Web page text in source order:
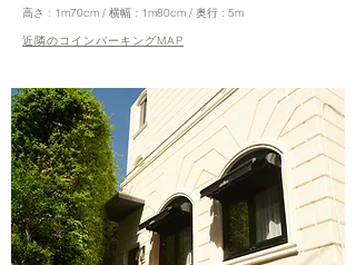
高さ : 1m70cm / 横幅 : 1m80cm / 奥行 : 5m
近隣のコインパーキングMAP